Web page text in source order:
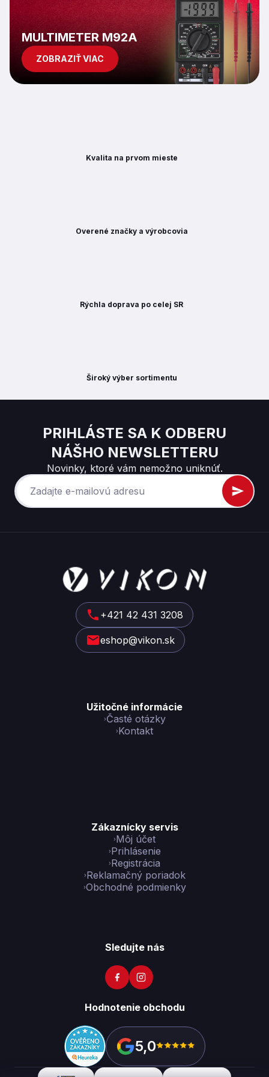
i
s
u
MULTIMETER M92A
ZOBRAZIŤ VIAC
Kvalita na prvom mieste
Overené značky a výrobcovia
Rýchla doprava po celej SR
Široký výber sortimentu
PRIHLÁSTE SA K ODBERU
NÁŠHO NEWSLETTERU
Novinky, ktoré vám nemožno uniknúť.
+421 42 431 3208
eshop@vikon.sk
Užitočné informácie
Časté otázky
Kontakt
Zákaznícky servis
Môj účet
Prihlásenie
Registrácia
Reklamačný poriadok
Obchodné podmienky
Sledujte nás
Hodnotenie obchodu
5,0